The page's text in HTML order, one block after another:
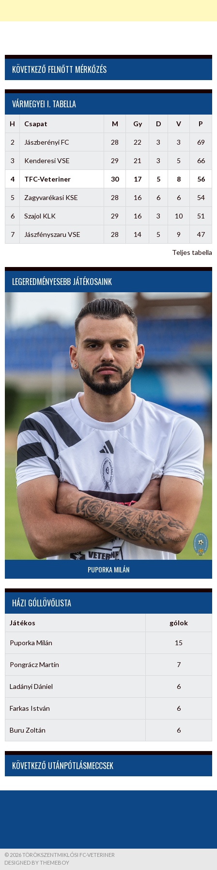
KÖVETKEZŐ FELNŐTT MÉRKŐZÉS
VÁRMEGYEI I. TABELLA
H Csapat M Gy D V P
2 Jászberényi FC 28 22 3 3 69
3 Kenderesi VSE 29 21 3 5 66
4 TFC-Veteriner 30 17 5 8 56
5 Zagyvarékasi KSE 28 16 6 6 54
6 Szajol KLK 29 16 3 10 51
7 Jászfényszaru VSE 28 14 5 9 47
Teljes tabella
LEGEREDMÉNYESEBB JÁTÉKOSAINK
PUPORKA MILÁN
HÁZI GÓLLÖVŐLISTA
Játékos gólok
Puporka Milán 15
Pongrácz Martin 7
Ladányi Dániel 6
Farkas István 6
Buru Zoltán 6
KÖVETKEZŐ UTÁNPÓTLÁSMECCSEK
© 2026 TÖRÖKSZENTMIKLÓSI FC-VETERINER
DESIGNED BY THEMEBOY